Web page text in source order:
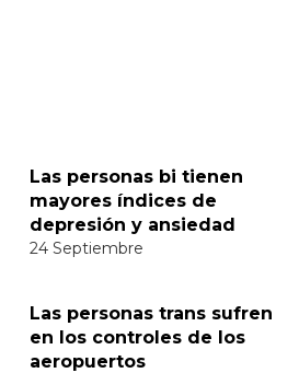
Las personas bi tienen
mayores índices de
depresión y ansiedad
24 Septiembre
Las personas trans sufren
en los controles de los
aeropuertos